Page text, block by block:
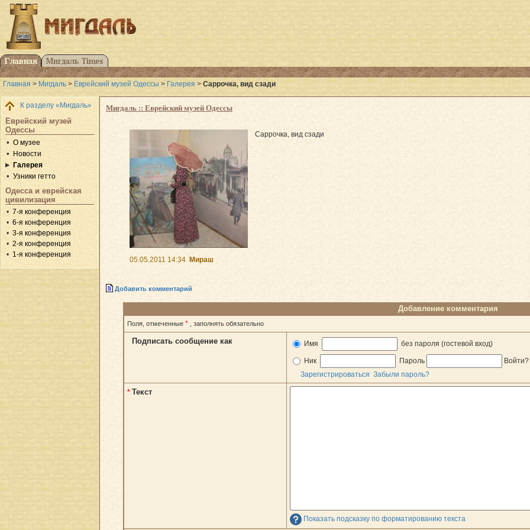
Главная > Мигдаль > Еврейский музей Одессы > Галерея > Саррочка, вид сзади
К разделу «Мигдаль»
Еврейский музей
Одессы
О музее
Новости
Галерея
Узники гетто
Одесса и еврейская
цивилизация
7-я конференция
6-я конференция
3-я конференция
2-я конференция
1-я конференция
Мигдаль :: Еврейский музей Одессы
Саррочка, вид сзади
05.05.2011 14:34 Мираш
Добавить комментарий
Добавление комментария
Поля, отмеченные * , заполнять обязательно
Подписать сообщение как Имя без пароля (гостевой вход)
Ник Пароль
Войти?
Зарегистрироваться Забыли пароль?
* Текст
Показать подсказку по форматированию текста